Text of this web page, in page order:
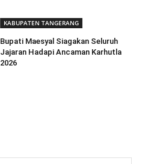
KABUPATEN TANGERANG
Bupati Maesyal Siagakan Seluruh
Jajaran Hadapi Ancaman Karhutla
2026